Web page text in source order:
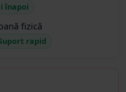
înapoi
fizică
rapid